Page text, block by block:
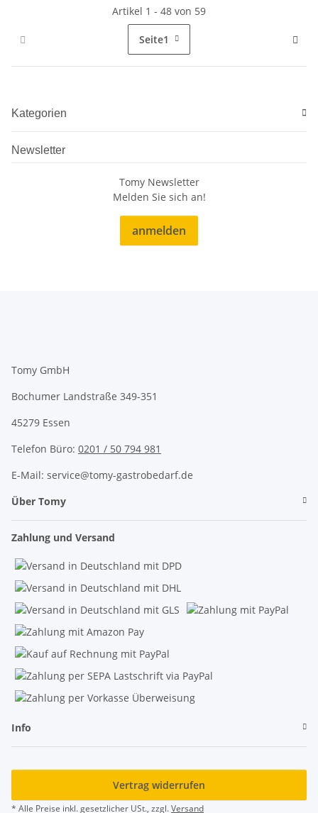
Artikel 1 - 48 von 59
Seite1
Kategorien
Newsletter
Tomy Newsletter
Melden Sie sich an!
anmelden
Tomy GmbH
Bochumer Landstraße 349-351
45279 Essen
Telefon Büro: 0201 / 50 794 981
E-Mail: service@tomy-gastrobedarf.de
Über Tomy
Zahlung und Versand
Info
Vertrag widerrufen
* Alle Preise inkl. gesetzlicher USt., zzgl.Versand